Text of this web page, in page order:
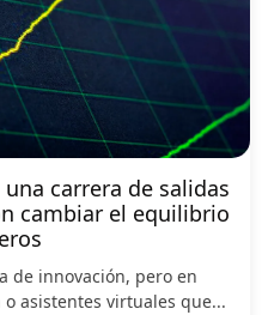
carrera de salidas
cambiar el equilibrio
de innovación, pero en
asistentes virtuales que...